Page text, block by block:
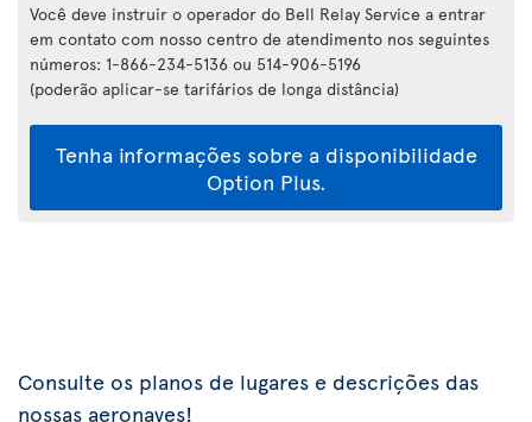
Você deve instruir o operador do Bell Relay Service a entrar
em contato com nosso centro de atendimento nos seguintes
números: 1-866-234-5136 ou 514-906-5196
(poderão aplicar-se tarifários de longa distância)
Tenha informações sobre a disponibilidade
Option Plus.
Consulte os planos de lugares e descrições das
nossas aeronaves!